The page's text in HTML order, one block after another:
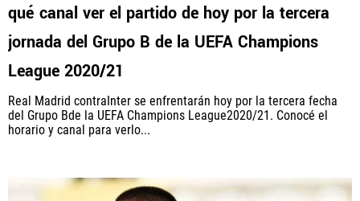
qué canal ver el partido de hoy por la tercera
jornada del Grupo B de la UEFA Champions
League 2020/21
Real Madrid contraInter se enfrentarán hoy por la tercera fecha
del Grupo Bde la UEFA Champions League2020/21. Conocé el
horario y canal para verlo...